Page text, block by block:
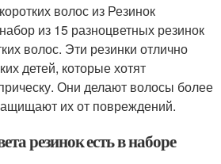
волос из Резинок
из 15 разноцветных резинок
волос. Эти резинки отлично
детей, которые хотят
Они делают волосы более
их от повреждений.
резинок есть в наборе